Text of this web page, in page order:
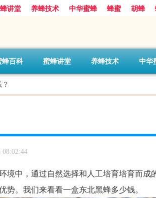
讲堂 养蜂技术 中华蜜蜂 蜂蜜 胡蜂
蜂百科 蜜蜂讲堂 养蜂技术 中华
08:02:44
境中，通过自然选择和人工培育培育而成
。我们来看看一盒东北黑蜂多少钱。